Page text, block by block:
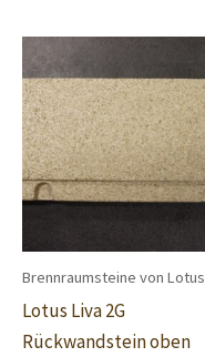
Brennraumsteine von Lotus
Lotus Liva 2G
Rückwandstein oben